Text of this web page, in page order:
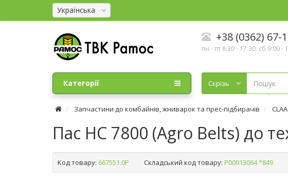
Українська
+38 (0362) 67-
пн - пт 8:30 - 17:30; сб 9:00 -
Cкрізь
Категорії
Запчастини до комбайнів, жниварок та прес-підбирачів
Пас HC 7800 (Agro Belts) до
Код товару: 667551.0P Складський код товару: Р00013064 *849